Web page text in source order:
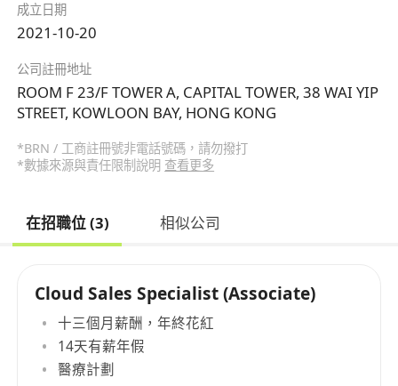
成立日期
2021-10-20
公司註冊地址
ROOM F 23/F TOWER A, CAPITAL TOWER, 38 WAI YIP
STREET, KOWLOON BAY, HONG KONG
*BRN / 工商註冊號非電話號碼，請勿撥打
*數據來源與責任限制說明 查看更多
在招職位 (3) 相似公司
Cloud Sales Specialist (Associate)
十三個月薪酬，年終花紅
14天有薪年假
醫療計劃